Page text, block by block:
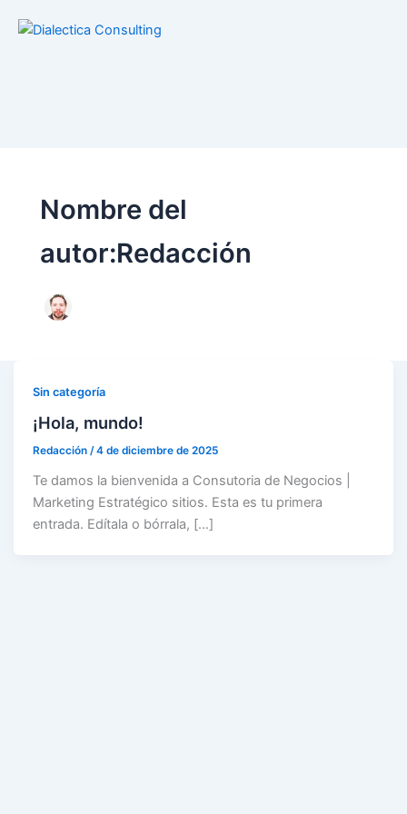
Nombre del
autor:Redacción
Sin categoría
¡Hola, mundo!
Redacción/4 de diciembre de 2025
Te damos la bienvenida a Consutoria de Negocios |
Marketing Estratégico sitios. Esta es tu primera
entrada. Edítala o bórrala, […]